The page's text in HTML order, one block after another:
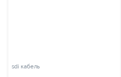
sdi кабель